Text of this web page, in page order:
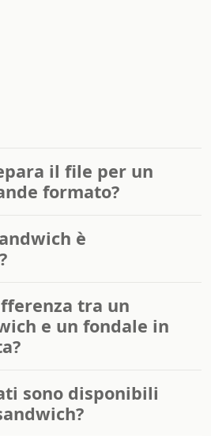
il file per un
formato?
è
tra un
e un fondale in
sono disponibili